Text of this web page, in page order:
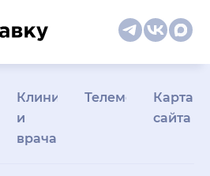
Клиникам
и
врачам
Телемедицина
Карта
сайта